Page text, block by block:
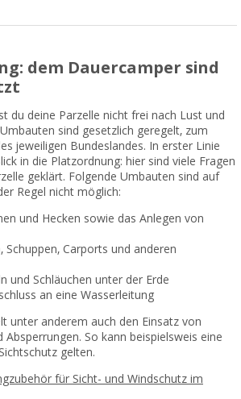
dem Dauercamper sind
du deine Parzelle nicht frei nach Lust und
sind gesetzlich geregelt, zum
jeweiligen Bundeslandes. In erster Linie
in die Platzordnung: hier sind viele Fragen
geklärt. Folgende Umbauten sind auf
Regel nicht möglich:
und Hecken sowie das Anlegen von
Schuppen, Carports und anderen
und Schläuchen unter der Erde
an eine Wasserleitung
unter anderem auch den Einsatz von
Absperrungen. So kann beispielsweis eine
gelten.
für Sicht- und Windschutz im